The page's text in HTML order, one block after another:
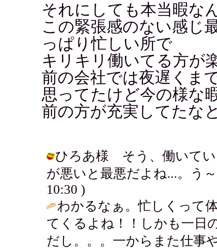
それにしても本当暇な
この緊張感のない感じ
っぱり忙しい所で
キリキリ働いてる方が
前の会社では夜遅くま
思ってたけど今の様な
前の方が充実してたな
ひろあ様 そう、働いてい
が悪いと最悪だよね...。う
10:30 )
わかるなぁ。忙しくって
てくるよね！！しかも一日
だし。。。一からまた仕事